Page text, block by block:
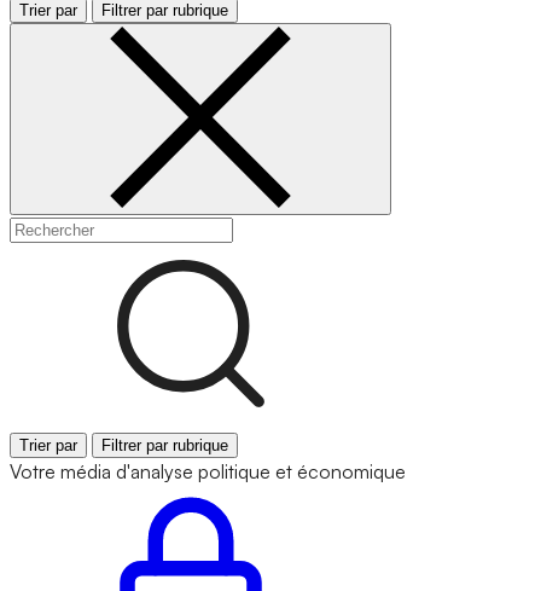
Trier par Filtrer par rubrique
Trier par Filtrer par rubrique
Votre média d'analyse politique et économique